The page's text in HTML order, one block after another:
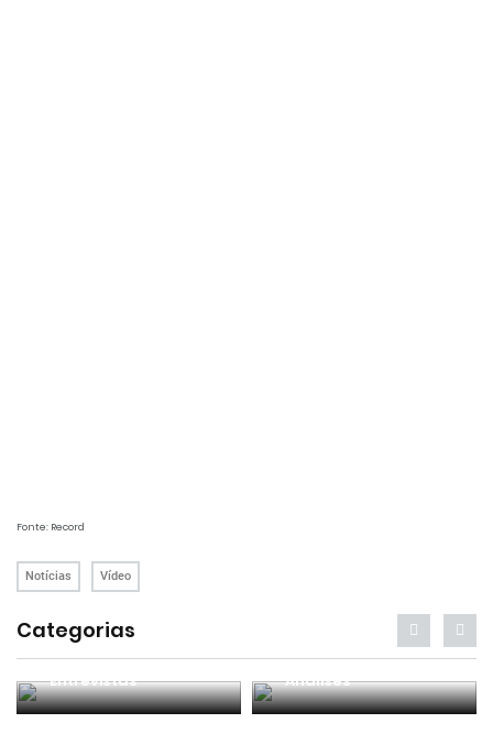
Fonte: Record
Notícias Vídeo
Categorias
Entrevistas Análises